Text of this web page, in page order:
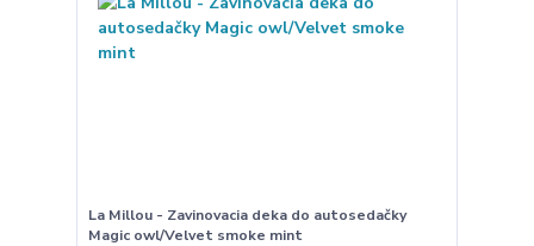
La Millou - Zavinovacia deka do autosedačky
Magic owl/Velvet smoke mint